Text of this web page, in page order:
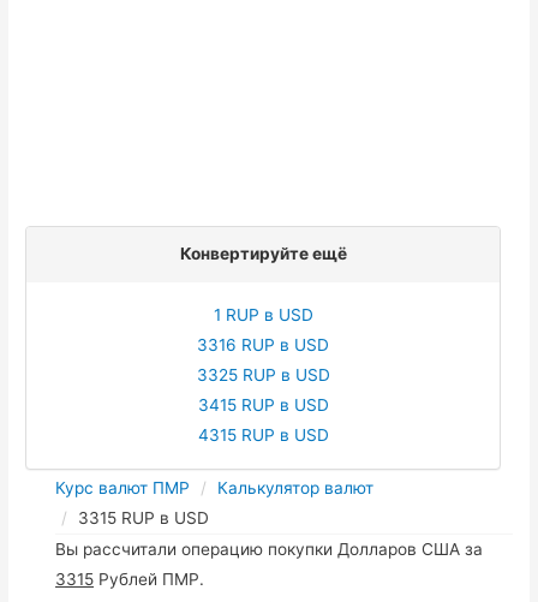
Конвертируйте ещё
1 RUP в USD
3316 RUP в USD
3325 RUP в USD
3415 RUP в USD
4315 RUP в USD
Курс валют ПМР
Калькулятор валют
3315 RUP в USD
Вы рассчитали операцию покупки Долларов США за
3315 Рублей ПМР.